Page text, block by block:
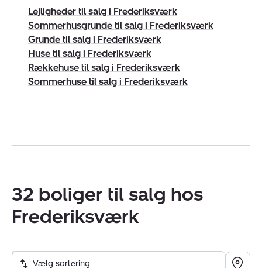
Lejligheder til salg i Frederiksværk
Sommerhusgrunde til salg i Frederiksværk
Grunde til salg i Frederiksværk
Huse til salg i Frederiksværk
Rækkehuse til salg i Frederiksværk
Sommerhuse til salg i Frederiksværk
32 boliger til salg hos
Frederiksværk
Vælg sortering